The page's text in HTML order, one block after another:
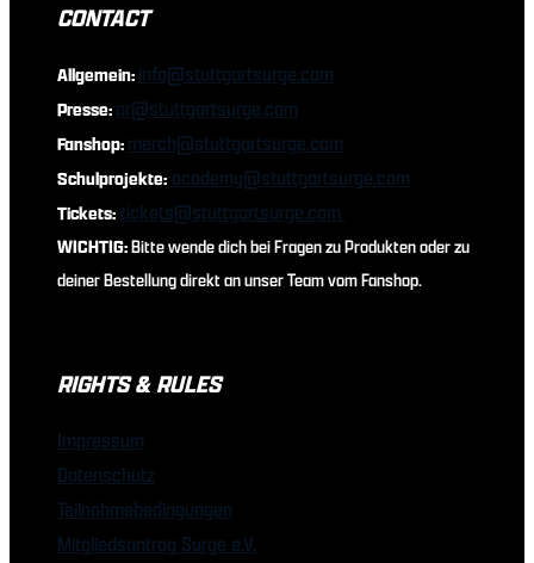
CONTACT
Allgemein:info@stuttgartsurge.com
Presse:pr@stuttgartsurge.com
Fanshop:merch@stuttgartsurge.com
Schulprojekte: academy@stuttgartsurge.com
Tickets: tickets@stuttgartsurge.com
WICHTIG:Bitte wende dich bei Fragen zu Produkten oder zu
deiner Bestellung direkt an unser Team vom Fanshop.
RIGHTS & RULES
Impressum
Datenschutz
Teilnahmebedingungen
Mitgliedsantrag Surge e.V.